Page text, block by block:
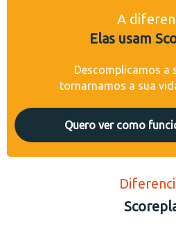
A
Elas usam
Descomplicamos a
tornarnamos a sua
Quero ver como